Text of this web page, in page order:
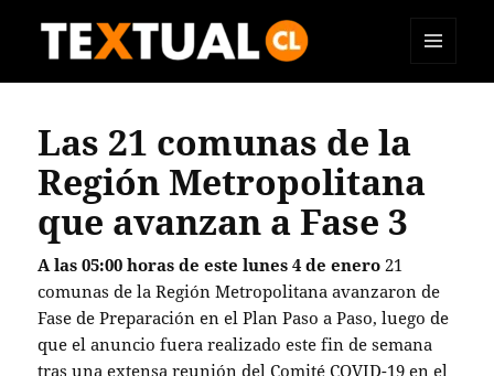
Las 21 comunas de la
Región Metropolitana
que avanzan a Fase 3
A las 05:00 horas de este lunes 4 de enero21
comunas de la Región Metropolitana avanzaron de
Fase de Preparación en el Plan Paso a Paso, luego de
que el anuncio fuera realizado este fin de semana
tras una extensa reunión del Comité COVID-19 en el